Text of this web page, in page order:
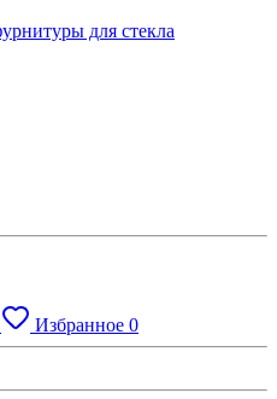
для стекла
Избранное 0